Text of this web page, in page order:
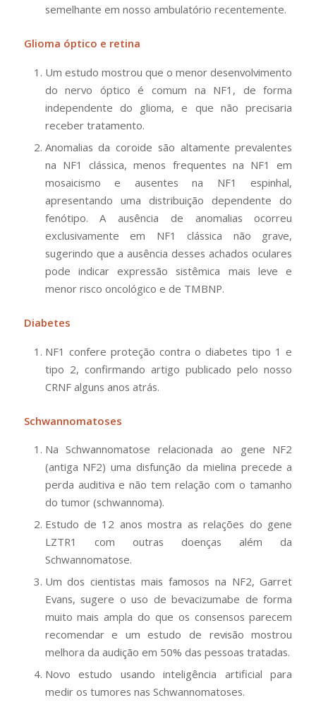
semelhante em nosso ambulatório recentemente.
Glioma óptico e retina
Um estudo mostrou que o menor desenvolvimento
do nervo óptico é comum na NF1, de forma
independente do glioma, e que não precisaria
receber tratamento.
Anomalias da coroide são altamente prevalentes
na NF1 clássica, menos frequentes na NF1 em
mosaicismo e ausentes na NF1 espinhal,
apresentando uma distribuição dependente do
fenótipo. A ausência de anomalias ocorreu
exclusivamente em NF1 clássica não grave,
sugerindo que a ausência desses achados oculares
pode indicar expressão sistêmica mais leve e
menor risco oncológico e de TMBNP.
Diabetes
NF1 confere proteção contra o diabetes tipo 1 e
tipo 2, confirmando artigo publicado pelo nosso
CRNF alguns anos atrás.
Schwannomatoses
Na Schwannomatose relacionada ao gene NF2
(antiga NF2) uma disfunção da mielina precede a
perda auditiva e não tem relação com o tamanho
do tumor (schwannoma).
Estudo de 12 anos mostra as relações do gene
LZTR1 com outras doenças além da
Schwannomatose.
Um dos cientistas mais famosos na NF2, Garret
Evans, sugere o uso de bevacizumabe de forma
muito mais ampla do que os consensos parecem
recomendar e um estudo de revisão mostrou
melhora da audição em 50% das pessoas tratadas.
Novo estudo usando inteligência artificial para
medir os tumores nas Schwannomatoses.